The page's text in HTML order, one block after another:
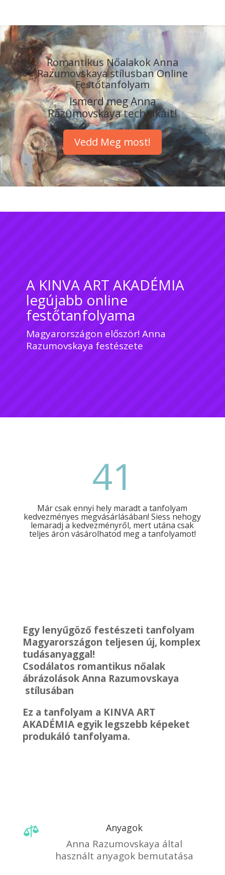
Romantikus Nőalakok Anna
Razumovskaya stílusban Online
Festőtanfolyam
Ismerd meg Anna
Razumovskaya technikáit!
Vedd Meg most!
A KINVA ART AKADÉMIA
legújabb online
festőtanfolyama
Magyarországon először! Anna
Razumovskaya festészete
41
Már csak ennyi hely maradt a tanfolyam
kedvezményes megvásárlásában! Siess nehogy
lemaradj a kedvezményről, mert utána csak
teljes áron vásárolhatod meg a tanfolyamot!
Egy lenyűgöző festészeti tanfolyam
Magyarországon teljesen új, komplex
tudásanyaggal!
Csodálatos romantikus nőalak
ábrázolások Anna Razumovskaya
stílusában
Ez a tanfolyam a KINVA ART
AKADÉMIA egyik legszebb képeket
produkáló tanfolyama.
 Anyagok
Anna Razumovskaya által
használt anyagok bemutatása